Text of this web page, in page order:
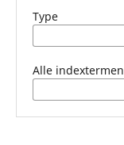
Type
Alle indextermen